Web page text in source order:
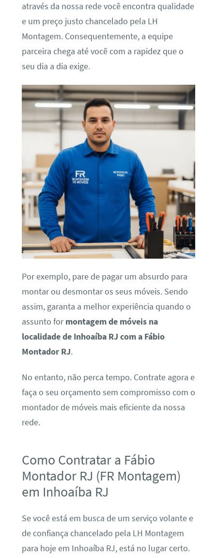
através da nossa rede você encontra qualidade
e um preço justo chancelado pela LH
Montagem. Consequentemente, a equipe
parceira chega até você com a rapidez que o
seu dia a dia exige.
Por exemplo, pare de pagar um absurdo para
montar ou desmontar os seus móveis. Sendo
assim, garanta a melhor experiência quando o
assunto formontagem de móveis na
localidade de Inhoaíba RJ com a Fábio
Montador RJ.
No entanto, não perca tempo. Contrate agora e
faça o seu orçamento sem compromisso com o
montador de móveis mais eficiente da nossa
rede.
Como Contratar a Fábio
Montador RJ (FR Montagem)
em Inhoaíba RJ
Se você está em busca de um serviço volante e
de confiança chancelado pela LH Montagem
para hoje em Inhoaíba RJ, está no lugar certo.